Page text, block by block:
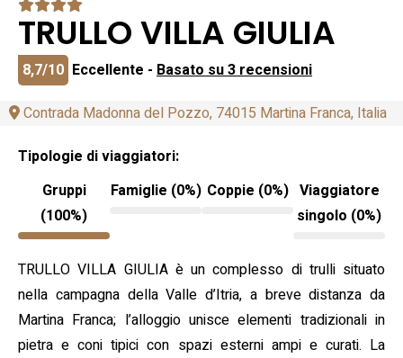
TRULLO VILLA GIULIA
8,7/10 Eccellente - Basato su 3 recensioni
Contrada Madonna del Pozzo, 74015 Martina Franca, Italia
Tipologie di viaggiatori:
Gruppi
(100%)
Famiglie (0%) Coppie (0%) Viaggiatore
singolo (0%)
TRULLO VILLA GIULIA è un complesso di trulli situato
nella campagna della Valle d’Itria, a breve distanza da
Martina Franca; l’alloggio unisce elementi tradizionali in
pietra e coni tipici con spazi esterni ampi e curati. La